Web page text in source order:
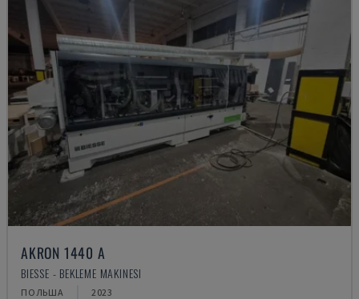
AKRON 1440 A
BIESSE - BEKLEME MAKINESI
ПОЛЬША 2023